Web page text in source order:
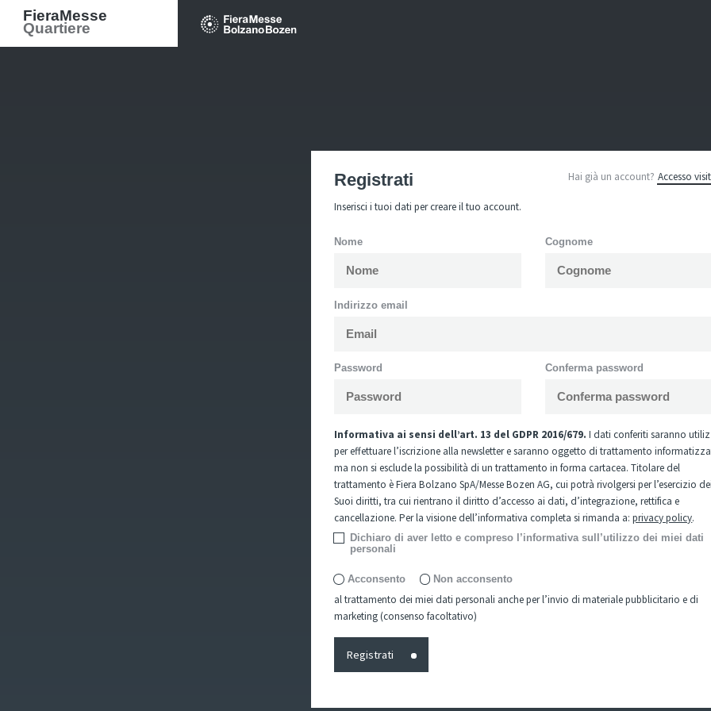
FieraMesse
Quartiere
Registrati Hai già un account? Accesso
Inserisci i tuoi dati per creare il tuo account.
Nome Cognome
Indirizzo email
Password Conferma password
Informativa ai sensi dell’art. 13 del GDPR 2016/679. I dati conferiti saranno
per effettuare l’iscrizione alla newsletter e saranno oggetto di trattamento
ma non si esclude la possibilità di un trattamento in forma cartacea. Titolare del
trattamento è Fiera Bolzano SpA/Messe Bozen AG, cui potrà rivolgersi per l’esercizio dei
Suoi diritti, tra cui rientrano il diritto d’accesso ai dati, d’integrazione, rettifica e
cancellazione. Per la visione dell’informativa completa si rimanda a:privacy policy.
Dichiaro di aver letto e compreso l’informativa sull’utilizzo dei miei dati
personali
Acconsento Non acconsento
al trattamento dei miei dati personali anche per l’invio di materiale pubblicitario e di
marketing (consenso facoltativo)
Registrati